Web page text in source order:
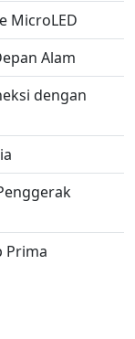
MicroLED
Alam
dengan
Prima